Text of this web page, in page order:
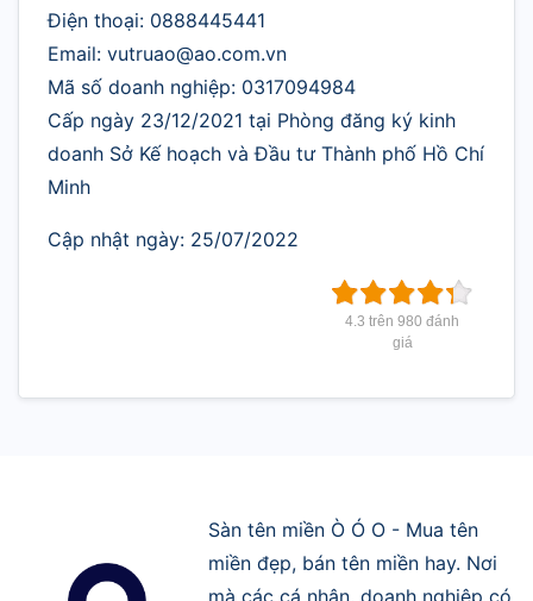
Điện thoại: 0888445441
Email: vutruao@ao.com.vn
Mã số doanh nghiệp: 0317094984
Cấp ngày 23/12/2021 tại Phòng đăng ký kinh
doanh Sở Kế hoạch và Đầu tư Thành phố Hồ Chí
Minh
Cập nhật ngày: 25/07/2022
4.3 trên 980 đánh
giá
Sàn tên miền Ò Ó O - Mua tên
miền đẹp, bán tên miền hay. Nơi
mà các cá nhân, doanh nghiệp có